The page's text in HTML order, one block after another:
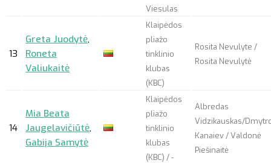
Viesulas
13
Greta Juodytė,
Roneta
Valiukaitė
Klaipėdos
pliažo
tinklinio
klubas
(KBC)
Rosita Nevulyte /
Rosita Nevulytė
14
Mia Beata
Jaugelavičiūtė,
Gabija Samytė
Klaipėdos
pliažo
tinklinio
klubas
(KBC) / -
Albredas
Vidzikauskas/
Kanaiev / Valdonė
Piešinaitė